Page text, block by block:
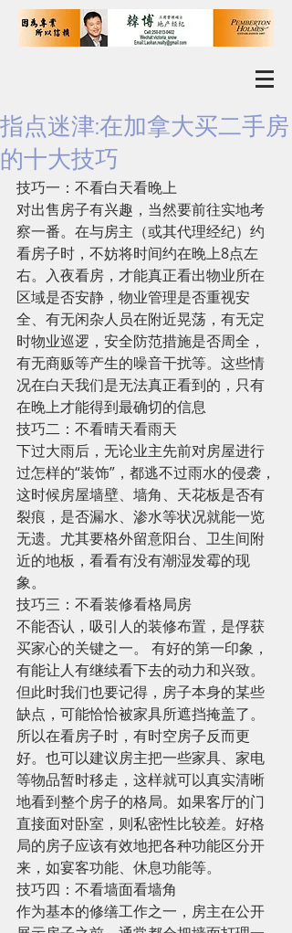
指点迷津:在加拿大买二手房
的十大技巧
技巧一：不看白天看晚上
对出售房子有兴趣，当然要前往实地考
察一番。在与房主（或其代理经纪）约
看房子时，不妨将时间约在晚上8点左
右。入夜看房，才能真正看出物业所在
区域是否安静，物业管理是否重视安
全、有无闲杂人员在附近晃荡，有无定
时物业巡逻，安全防范措施是否周全，
有无商贩等产生的噪音干扰等。这些情
况在白天我们是无法真正看到的，只有
在晚上才能得到最确切的信息
技巧二：不看晴天看雨天
下过大雨后，无论业主先前对房屋进行
过怎样的“装饰”，都逃不过雨水的侵袭，
这时候房屋墙壁、墙角、天花板是否有
裂痕，是否漏水、渗水等状况就能一览
无遗。尤其要格外留意阳台、卫生间附
近的地板，看看有没有潮湿发霉的现
象。
技巧三：不看装修看格局房
不能否认，吸引人的装修布置，是俘获
买家心的关键之一。 有好的第一印象，
有能让人有继续看下去的动力和兴致。
但此时我们也要记得，房子本身的某些
缺点，可能恰恰被家具所遮挡掩盖了。
所以在看房子时，有时空房子反而更
好。也可以建议房主把一些家具、家电
等物品暂时移走，这样就可以真实清晰
地看到整个房子的格局。如果客厅的门
直接面对卧室，则私密性比较差。好格
局的房子应该有效地把各种功能区分开
来，如宴客功能、休息功能等。
技巧四：不看墙面看墙角
作为基本的修缮工作之一，房主在公开